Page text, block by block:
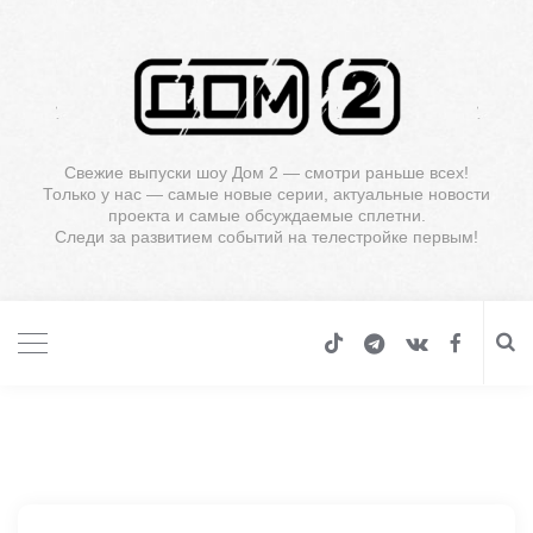
Свежие выпуски шоу Дом 2 — смотри раньше всех!
Только у нас — самые новые серии, актуальные новости
проекта и самые обсуждаемые сплетни.
Следи за развитием событий на телестройке первым!